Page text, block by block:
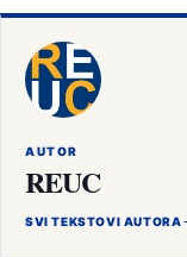
AUTOR
REUC
SVI TEKSTOVI AUTORA